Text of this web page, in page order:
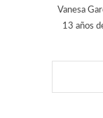
Vanesa
13 años